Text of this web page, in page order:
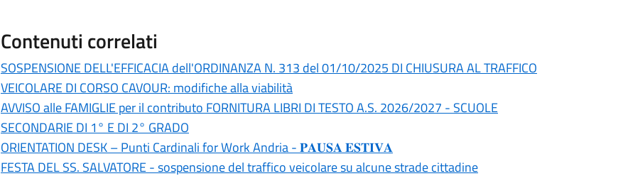
Contenuti correlati
SOSPENSIONE DELL'EFFICACIA dell'ORDINANZA N. 313 del 01/10/2025 DI CHIUSURA AL TRAFFICO
VEICOLARE DI CORSO CAVOUR: modifiche alla viabilità
AVVISO alle FAMIGLIE per il contributo FORNITURA LIBRI DI TESTO A.S. 2026/2027 - SCUOLE
SECONDARIE DI 1° E DI 2° GRADO
ORIENTATION DESK – Punti Cardinali for Work Andria - 𝐏𝐀𝐔𝐒𝐀 𝐄𝐒𝐓𝐈𝐕𝐀
FESTA DEL SS. SALVATORE - sospensione del traffico veicolare su alcune strade cittadine